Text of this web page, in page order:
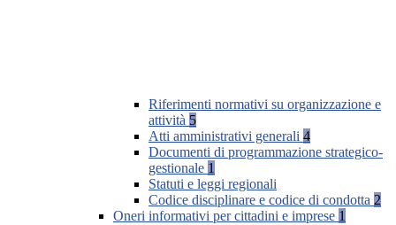
Riferimenti normativi su organizzazione e
attività 5
Atti amministrativi generali 4
Documenti di programmazione strategico-
gestionale 1
Statuti e leggi regionali
Codice disciplinare e codice di condotta 2
Oneri informativi per cittadini e imprese 1